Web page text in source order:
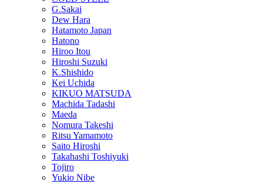
G.Sakai
Dew Hara
Hatamoto Japan
Hatono
Hiroo Itou
Hiroshi Suzuki
K.Shishido
Kei Uchida
KIKUO MATSUDA
Machida Tadashi
Maeda
Nomura Takeshi
Ritsu Yamamoto
Saito Hiroshi
Takahashi Toshiyuki
Tojiro
Yukio Nibe